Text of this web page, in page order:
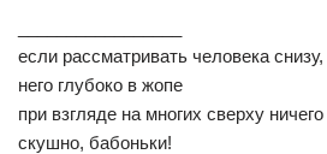
если рассматривать человека
него глубоко в жопе
при взгляде на многих сверху
скушно, бабоньки!